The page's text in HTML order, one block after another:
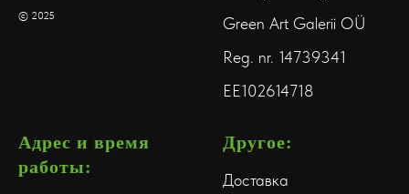
© 2025
Green Art Galerii OÜ
Reg. nr. 14739341
EE102614718
Адрес и время
работы:
Другое:
Доставка